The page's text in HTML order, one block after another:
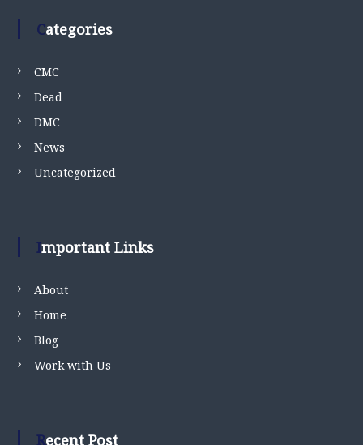
Categories
CMC
Dead
DMC
News
Uncategorized
Important Links
About
Home
Blog
Work with Us
Recent Post